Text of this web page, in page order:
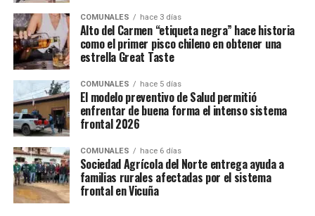
COMUNALES hace 3 días
Alto del Carmen “etiqueta negra” hace historia
como el primer pisco chileno en obtener una
estrella Great Taste
COMUNALES hace 5 días
El modelo preventivo de Salud permitió
enfrentar de buena forma el intenso sistema
frontal 2026
COMUNALES hace 6 días
Sociedad Agrícola del Norte entrega ayuda a
familias rurales afectadas por el sistema
frontal en Vicuña